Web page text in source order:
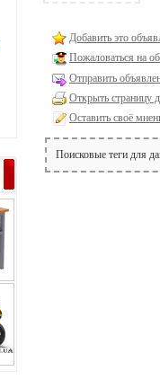
Добавить это
Пожаловаться на
Отправить
Открыть страницу
Оставить своё
Поисковые теги для